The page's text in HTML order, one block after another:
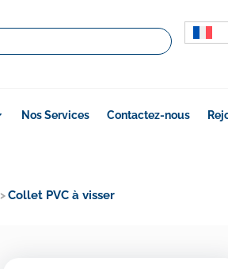
Nos Services Contactez-nous
>Collet PVC à visser